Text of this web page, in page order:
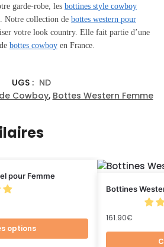
garde-robe, les bottines style cowboy
Notre collection de bottes western pour
votre look country. Elle fait partie d’une
bottes cowboy en France.
UGS : ND
Cowboy, Bottes Western Femme
pour Femme
options
Bottines
161.90€